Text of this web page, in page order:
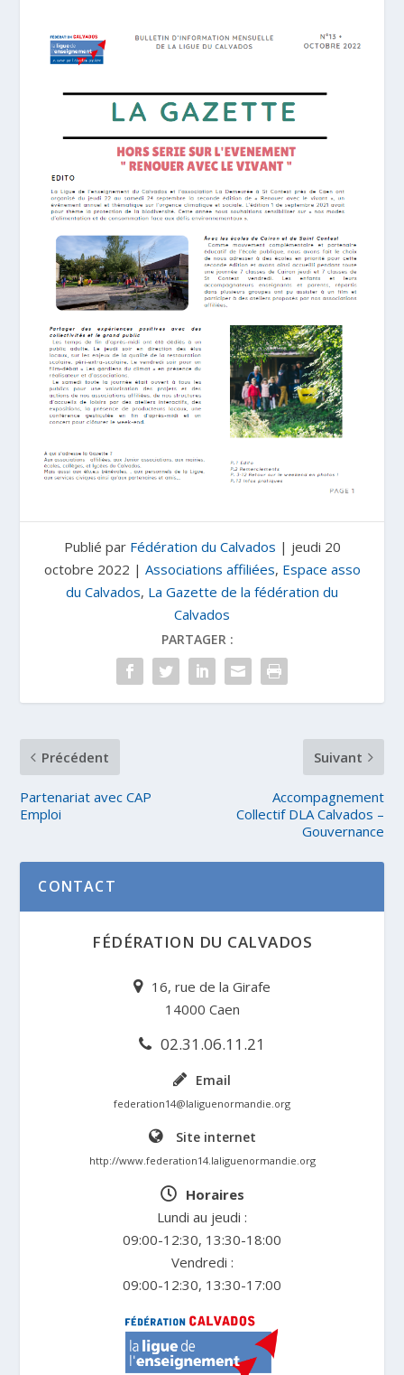
Publié par Fédération du Calvados | jeudi 20
octobre 2022 | Associations affiliées, Espace asso
du Calvados, La Gazette de la fédération du
Calvados
PARTAGER :
Précédent
Partenariat avec CAP
Emploi
Suivant
Accompagnement
Collectif DLA Calvados –
Gouvernance
CONTACT
FÉDÉRATION DU CALVADOS
16, rue de la Girafe
14000 Caen
02.31.06.11.21
Email
federation14@laliguenormandie.org
Site internet
http://www.federation14.laliguenormandie.org
Horaires
Lundi au jeudi :
09:00-12:30, 13:30-18:00
Vendredi :
09:00-12:30, 13:30-17:00